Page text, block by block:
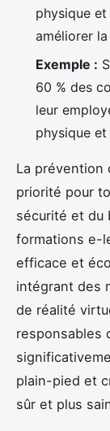
physique
améliorer
Exemple :
60 % des
leur
physique et
La prévention
priorité pour
sécurité et du
formations e-
efficace et
intégrant des
de réalité
responsables
plain-pied et
sûr et plus